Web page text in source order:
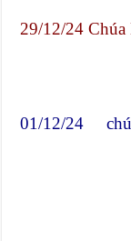
29/12/24 Chúa
01/12/24
Lc